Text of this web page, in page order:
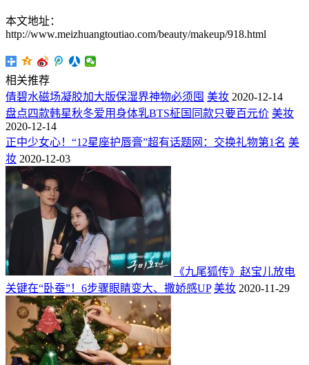
本文地址：
http://www.meizhuangtoutiao.com/beauty/makeup/918.html
相关推荐
倩碧水磁场凝胶加大版保湿界神物必须囤 美妆 2020-12-14
盘点四款韩星秋冬爱用身体乳BTS柾国同款只要百元价 美妆
2020-12-14
正中少女心！“12星座护唇膏”超有话题网：交换礼物第1名 美
妆 2020-12-03
《九尾狐传》赵宝儿放电
关键在“卧蚕”！6步骤眼睛变大、撒娇感UP 美妆 2020-11-29